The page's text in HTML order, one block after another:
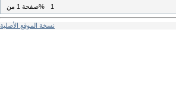
صفحة 1 من% 1
نسخة الموقع الأصلية